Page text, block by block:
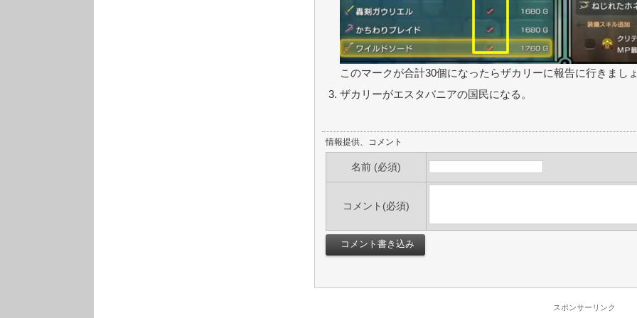
このマークが合計30個になったらザカリーに報告に行きまし
ザカリーがエスタバニアの国民になる。
情報提供、コメント
名前 (必須)
コメント(必須)
スポンサーリンク